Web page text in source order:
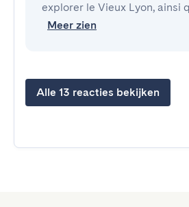
explorer le Vieux Lyon, ainsi
Meer zien
Alle 13 reacties bekijken